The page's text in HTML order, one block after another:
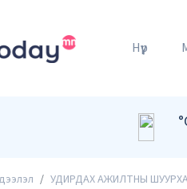
Нүүр
УДИРДАХ АЖИЛТНЫ